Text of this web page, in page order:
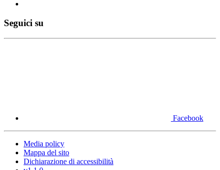
Seguici su
Facebook
Media policy
Mappa del sito
Dichiarazione di accessibilità